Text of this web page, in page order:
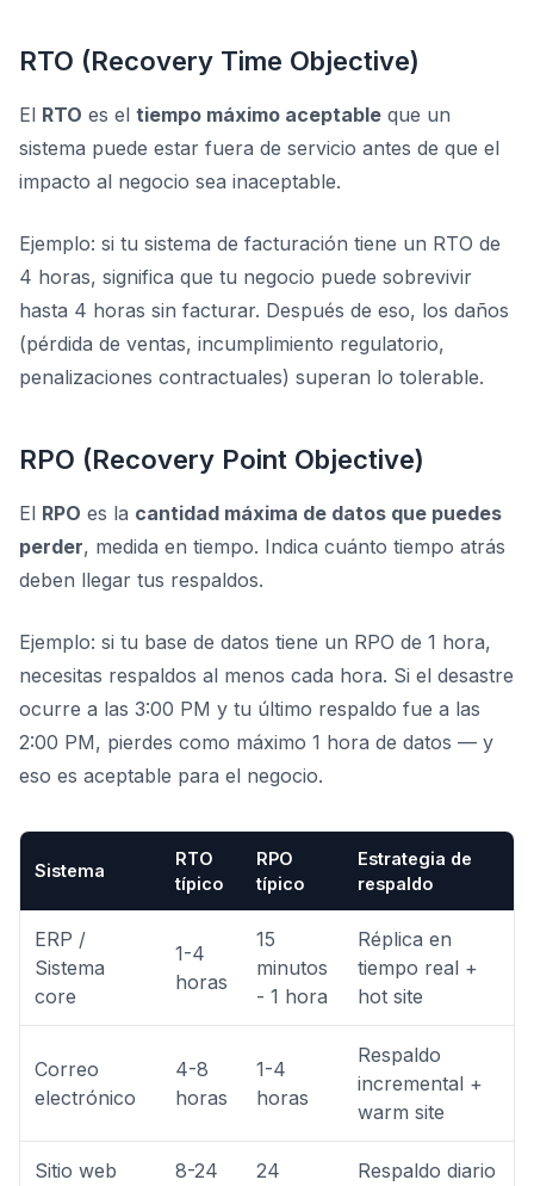
RTO (Recovery Time Objective)
El RTO es el tiempo máximo aceptable que un
sistema puede estar fuera de servicio antes de que el
impacto al negocio sea inaceptable.
Ejemplo: si tu sistema de facturación tiene un RTO de
4 horas, significa que tu negocio puede sobrevivir
hasta 4 horas sin facturar. Después de eso, los daños
(pérdida de ventas, incumplimiento regulatorio,
penalizaciones contractuales) superan lo tolerable.
RPO (Recovery Point Objective)
El RPO es la cantidad máxima de datos que puedes
perder, medida en tiempo. Indica cuánto tiempo atrás
deben llegar tus respaldos.
Ejemplo: si tu base de datos tiene un RPO de 1 hora,
necesitas respaldos al menos cada hora. Si el desastre
ocurre a las 3:00 PM y tu último respaldo fue a las
2:00 PM, pierdes como máximo 1 hora de datos — y
eso es aceptable para el negocio.
Sistema
RTO
típico
RPO
típico
Estrategia de
respaldo
ERP /
Sistema
core
1-4
horas
15
minutos
- 1 hora
Réplica en
tiempo real +
hot site
Correo
electrónico
4-8
horas
1-4
horas
Respaldo
incremental +
warm site
Sitio web
8-24
24
Respaldo diario